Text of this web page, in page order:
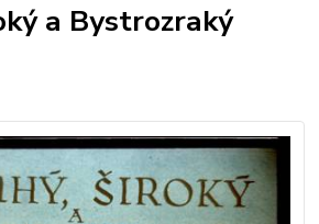
a Bystrozraký